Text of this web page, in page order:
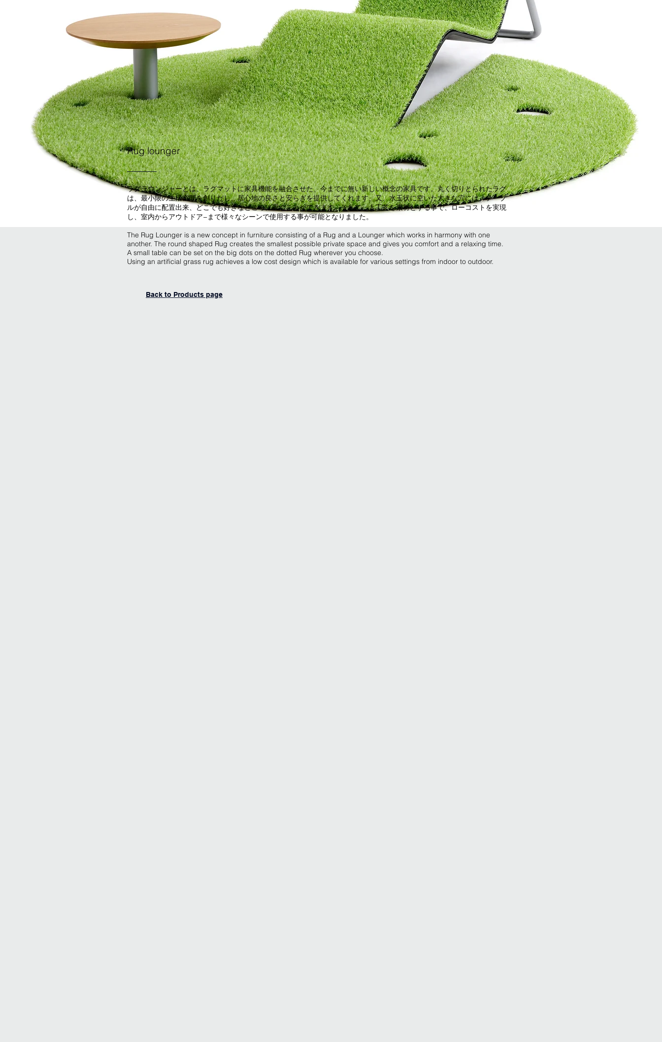
Rug lounger
ラグラウンジャーとは、ラグマットに家具機能を融合させた、今までに無い新しい概念の家具です。丸く切りとられたラグ
は、最小限の生活空間を創りだし、居心地の良さと安らぎを提供してくれます、又、水玉状に空いた大きな穴には、テーブ
ルが自由に配置出来、どこでも好きなところに置くことができます。そして、人工芝を素材とする事で、ローコストを実現
し、室内からアウトドア−まで様々なシーンで使用する事が可能となりました。
The Rug Lounger is a new concept in furniture consisting of a Rug and a Lounger which works in harmony with one
another. The round shaped Rug creates the smallest possible private space and gives you comfort and a relaxing time.
A small table can be set on the big dots on the dotted Rug wherever you choose.
Using an artificial grass rug achieves a low cost design which is available for various settings from indoor to outdoor.
Back to Products page